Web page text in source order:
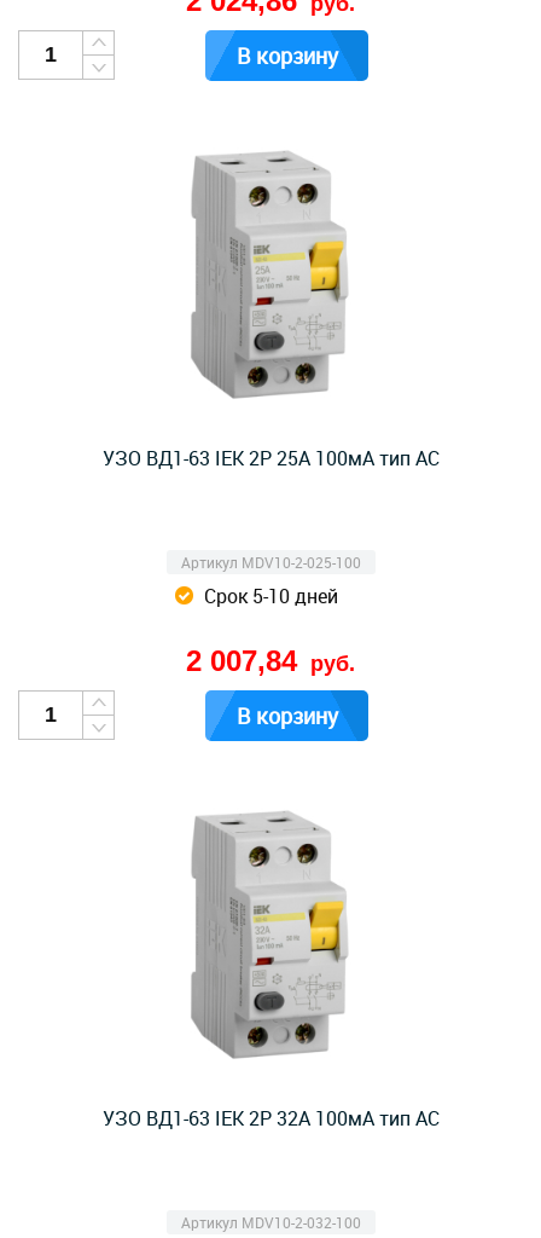
В корзину
УЗО ВД1-63 IEK 2Р 25А 100мА тип AC
Артикул MDV10-2-025-100
Срок 5-10 дней
2 007,84 руб.
В корзину
УЗО ВД1-63 IEK 2Р 32А 100мА тип AC
Артикул MDV10-2-032-100